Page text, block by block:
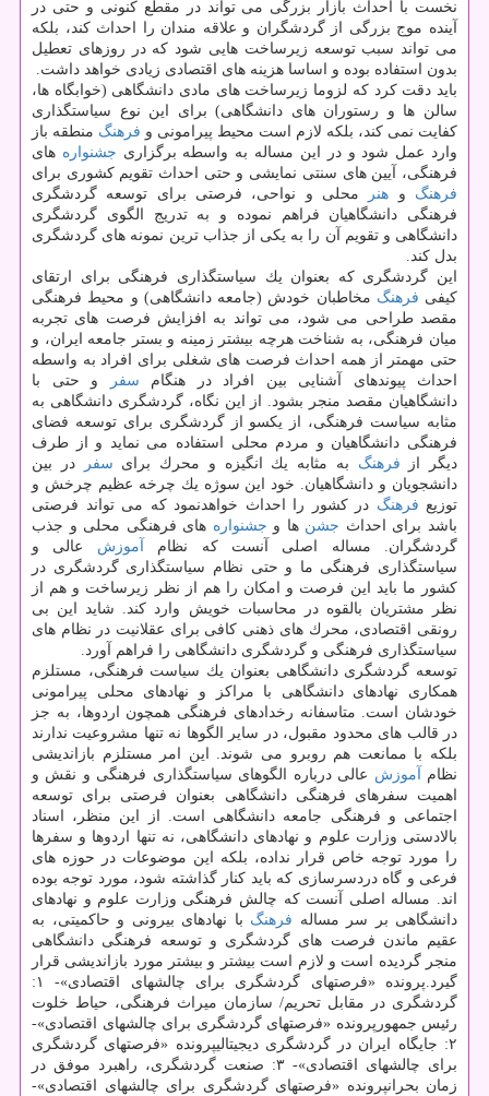
نخست با احداث بازار بزرگی می تواند در مقطع كنونی و حتی در
آینده موج بزرگی از گردشگران و علاقه مندان را احداث كند، بلكه
می تواند سبب توسعه زیرساخت هایی شود كه در روزهای تعطیل
بدون استفاده بوده و اساسا هزینه های اقتصادی زیادی خواهد داشت.
باید دقت كرد كه لزوما زیرساخت های مادی دانشگاهی (خوابگاه ها،
سالن ها و رستوران های دانشگاهی) برای این نوع سیاستگذاری
كفایت نمی كند، بلكه لازم است محیط پیرامونی و فرهنگ منطقه باز
وارد عمل شود و در این مساله به واسطه برگزاری جشنواره های
فرهنگی، آیین های سنتی نمایشی و حتی احداث تقویم كشوری برای
فرهنگ و هنر
محلی و نواحی، فرصتی برای توسعه گردشگری
فرهنگی دانشگاهیان فراهم نموده و به تدریج الگوی گردشگری
دانشگاهی و تقویم آن را به یكی از جذاب ترین نمونه های گردشگری
بدل كند.
این گردشگری كه بعنوان یك سیاستگذاری فرهنگی برای ارتقای
كیفی فرهنگ مخاطبان خودش (جامعه دانشگاهی) و محیط فرهنگی
مقصد طراحی می شود، می تواند به افزایش فرصت های تجربه
میان فرهنگی، به شناخت هرچه بیشتر زمینه و بستر جامعه ایران، و
حتی مهمتر از همه احداث فرصت های شغلی برای افراد به واسطه
احداث پیوندهای آشنایی بین افراد در هنگام سفر
و حتی با
دانشگاهیان مقصد منجر بشود. از این نگاه، گردشگری دانشگاهی به
مثابه سیاست فرهنگی، از یكسو از گردشگری برای توسعه فضای
فرهنگی دانشگاهیان و مردم محلی استفاده می نماید و از طرف
دیگر از فرهنگ به مثابه یك انگیزه و محرك برای سفر
در بین
دانشجویان و دانشگاهیان. خود این سوژه یك چرخه عظیم چرخش و
توزیع فرهنگ در كشور را احداث خواهدنمود كه می تواند فرصتی
باشد برای احداث جشن ها و جشنواره های فرهنگی محلی و جذب
گردشگران. مساله اصلی آنست كه نظام آموزش عالی و
سیاستگذاری فرهنگی ما و حتی نظام سیاستگذاری گردشگری در
كشور ما باید این فرصت و امكان را هم از نظر زیرساخت و هم از
نظر مشتریان بالقوه در محاسبات خویش وارد كند. شاید این بی
رونقی اقتصادی، محرك های ذهنی كافی برای عقلانیت در نظام های
سیاستگذاری فرهنگی و گردشگری دانشگاهی را فراهم آورد.
توسعه گردشگری دانشگاهی بعنوان یك سیاست فرهنگی، مستلزم
همكاری نهادهای دانشگاهی با مراكز و نهادهای محلی پیرامونی
خودشان است. متاسفانه رخدادهای فرهنگی همچون اردوها، به جز
در قالب های محدود مقبول، در سایر الگوها نه تنها مشروعیت ندارند
بلكه با ممانعت هم روبرو می شوند. این امر مستلزم بازاندیشی
نظام آموزش عالی درباره الگوهای سیاستگذاری فرهنگی و نقش و
اهمیت سفرهای فرهنگی دانشگاهی بعنوان فرصتی برای توسعه
اجتماعی و فرهنگی جامعه دانشگاهی است. از این منظر، اسناد
بالادستی وزارت علوم و نهادهای دانشگاهی، نه تنها اردوها و سفرها
را مورد توجه خاص قرار نداده، بلكه این موضوعات در حوزه های
فرعی و گاه دردسرسازی كه باید كنار گذاشته شود، مورد توجه بوده
اند. مساله اصلی آنست كه چالش فرهنگی وزارت علوم و نهادهای
دانشگاهی بر سر مساله فرهنگ با نهادهای بیرونی و حاكمیتی، به
عقیم ماندن فرصت های گردشگری و توسعه فرهنگی دانشگاهی
منجر گردیده است و لازم است بیشتر و بیشتر مورد بازاندیشی قرار
گیرد.پرونده «فرصتهای گردشگری برای چالشهای اقتصادی»- ۱:
گردشگری در مقابل تحریم/ سازمان میراث فرهنگی، حیاط خلوت
رئیس جمهورپرونده «فرصتهای گردشگری برای چالشهای اقتصادی»-
۲: جایگاه ایران در گردشگری دیجیتالیپرونده «فرصتهای گردشگری
برای چالشهای اقتصادی»- ۳: صنعت گردشگری، راهبرد موفق در
زمان بحرانپرونده «فرصتهای گردشگری برای چالشهای اقتصادی»-